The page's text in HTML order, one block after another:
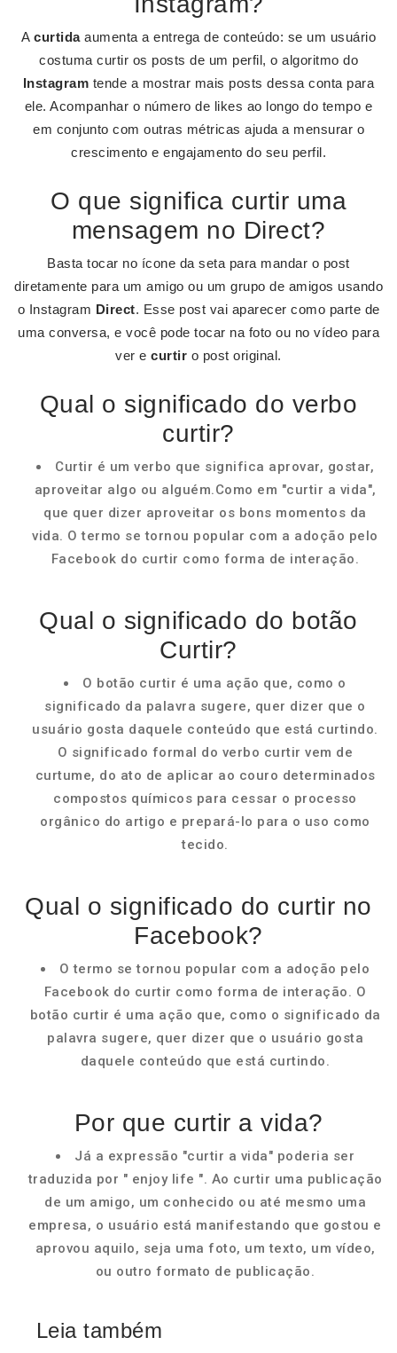
A curtidaaumenta a entrega de conteúdo: se um usuário
costuma curtir os posts de um perfil, o algoritmo do
Instagram tende a mostrar mais posts dessa conta para
ele. Acompanhar o número de likes ao longo do tempo e
em conjunto com outras métricas ajuda a mensurar o
crescimento e engajamento do seu perfil.
O que significa curtir uma
mensagem no Direct?
Basta tocar no ícone da seta para mandar o post
diretamente para um amigo ou um grupo de amigos usando
o Instagram Direct. Esse post vai aparecer como parte de
uma conversa, e você pode tocar na foto ou no vídeo para
ver ecurtir o post original.
Qual o significado do verbo
curtir?
Curtir é um verbo que significa aprovar, gostar,
aproveitar algo ou alguém.Como em "curtir a vida",
que quer dizer aproveitar os bons momentos da
vida. O termo se tornou popular com a adoção pelo
Facebook do curtir como forma de interação.
Qual o significado do botão
Curtir?
O botão curtir é uma ação que, como o
significado da palavra sugere, quer dizer que o
usuário gosta daquele conteúdo que está curtindo.
O significado formal do verbo curtir vem de
curtume, do ato de aplicar ao couro determinados
compostos químicos para cessar o processo
orgânico do artigo e prepará-lo para o uso como
tecido.
Qual o significado do curtir no
Facebook?
O termo se tornou popular com a adoção pelo
Facebook do curtir como forma de interação. O
botão curtir é uma ação que, como o significado da
palavra sugere, quer dizer que o usuário gosta
daquele conteúdo que está curtindo.
Por que curtir a vida?
Já a expressão "curtir a vida" poderia ser
traduzida por " enjoy life ". Ao curtir uma publicação
de um amigo, um conhecido ou até mesmo uma
empresa, o usuário está manifestando que gostou e
aprovou aquilo, seja uma foto, um texto, um vídeo,
ou outro formato de publicação.
Leia também